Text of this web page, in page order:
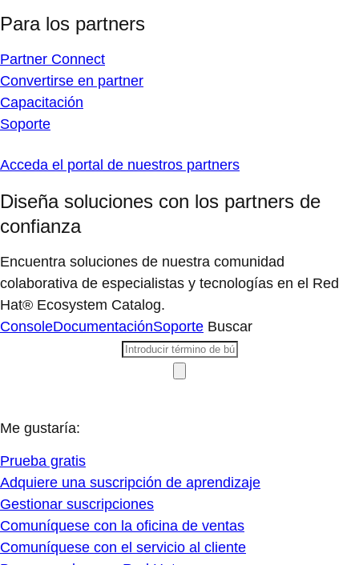
Para los partners
Partner Connect
Convertirse en partner
Capacitación
Soporte
Acceda el portal de nuestros partners
Diseña soluciones con los partners de
confianza
Encuentra soluciones de nuestra comunidad
colaborativa de especialistas y tecnologías en el Red
Hat® Ecosystem Catalog.
ConsoleDocumentaciónSoporte Buscar
Me gustaría:
Prueba gratis
Adquiere una suscripción de aprendizaje
Gestionar suscripciones
Comuníquese con la oficina de ventas
Comuníquese con el servicio al cliente